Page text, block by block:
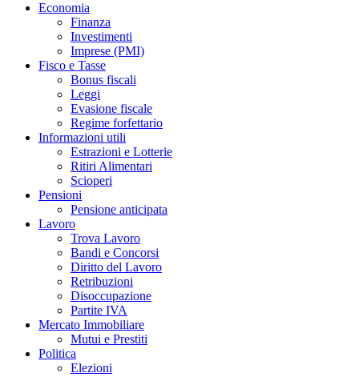
Economia
Finanza
Investimenti
Imprese (PMI)
Fisco e Tasse
Bonus fiscali
Leggi
Evasione fiscale
Regime forfettario
Informazioni utili
Estrazioni e Lotterie
Ritiri Alimentari
Scioperi
Pensioni
Pensione anticipata
Lavoro
Trova Lavoro
Bandi e Concorsi
Diritto del Lavoro
Retribuzioni
Disoccupazione
Partite IVA
Mercato Immobiliare
Mutui e Prestiti
Politica
Elezioni